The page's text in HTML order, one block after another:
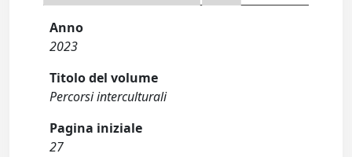
Anno
2023
Titolo del volume
Percorsi interculturali
Pagina iniziale
27